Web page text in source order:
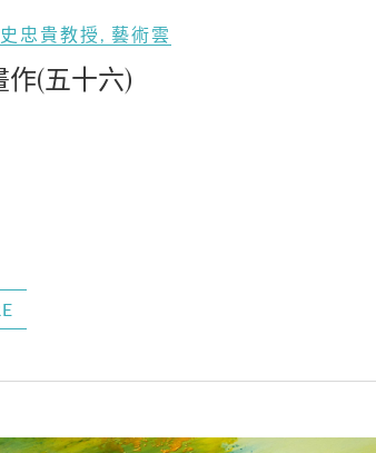
忠貴教授, 藝術雲
(五十六)